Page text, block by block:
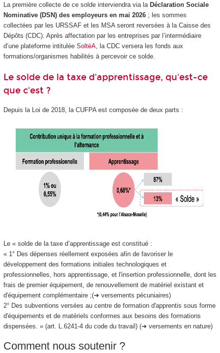
La première collecte de ce solde interviendra via la Déclaration Sociale
Nominative (DSN) des employeurs en mai 2026; les sommes
collectées par les URSSAF et les MSA seront reversées à la Caisse des
Dépôts (CDC). Après affectation par les entreprises par l’intermédiaire
d’une plateforme intitulée SoltéA, la CDC versera les fonds aux
formations/organismes habilités à percevoir ce solde.
Le solde de la taxe d'apprentissage, qu'est-ce
que c'est ?
Depuis la Loi de 2018, la CUFPA est composée de deux parts :
Le « solde de la taxe d’apprentissage est constitué :
« 1° Des dépenses réellement exposées afin de favoriser le
développement des formations initiales technologiques et
professionnelles, hors apprentissage, et l'insertion professionnelle, dont les
frais de premier équipement, de renouvellement de matériel existant et
d'équipement complémentaire ;(➔ versements pécuniaires)
2° Des subventions versées au centre de formation d'apprentis sous forme
d'équipements et de matériels conformes aux besoins des formations
dispensées. » (art. L.6241-4 du code du travail) (➔ versements en nature)
Comment nous soutenir ?